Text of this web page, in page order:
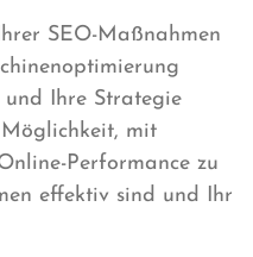
SEO-Maßnahmen
und Ihre Strategie
Möglichkeit, mit
Performance zu
effektiv sind und Ihr